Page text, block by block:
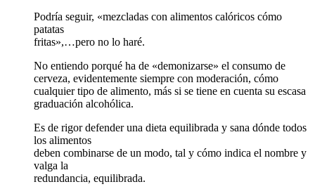
Podría seguir, «mezcladas con alimentos calóricos cómo
patatas
fritas»,…pero no lo haré.
No entiendo porqué ha de «demonizarse» el consumo de
cerveza, evidentemente siempre con moderación, cómo
cualquier tipo de alimento, más si se tiene en cuenta su escasa
graduación alcohólica.
Es de rigor defender una dieta equilibrada y sana dónde todos
los alimentos
deben combinarse de un modo, tal y cómo indica el nombre y
valga la
redundancia, equilibrada.